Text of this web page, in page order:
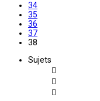
34
35
36
37
38
Sujets